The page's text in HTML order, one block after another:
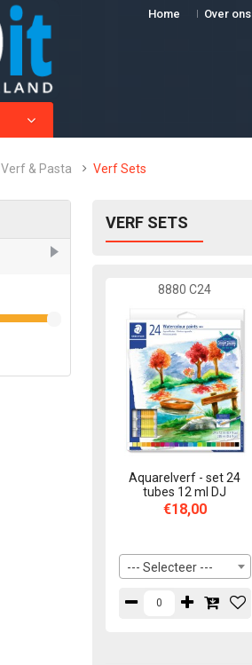
Home Over ons
Verf & Pasta Verf Sets
VERF SETS
8880 C24
Aquarelverf - set 24
tubes 12 ml DJ
€18,00
--- Selecteer ---